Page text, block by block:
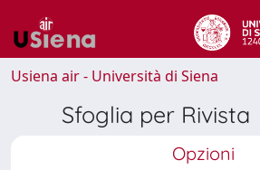
Usiena air - Università di Siena
Sfoglia per Rivista
Opzioni